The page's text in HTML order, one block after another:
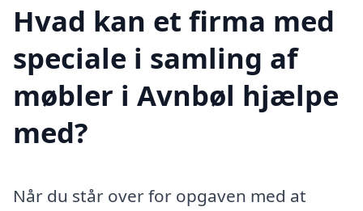
Hvad kan et firma med
speciale i samling af
møbler i Avnbøl hjælpe
med?
Når du står over for opgaven med at